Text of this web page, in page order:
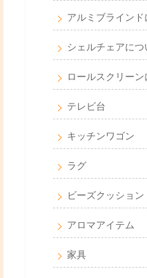
アルミブラインド
シェルチェアにつ
ロールスクリーン
テレビ台
キッチンワゴン
ラグ
ビーズクッション
アロマアイテム
家具